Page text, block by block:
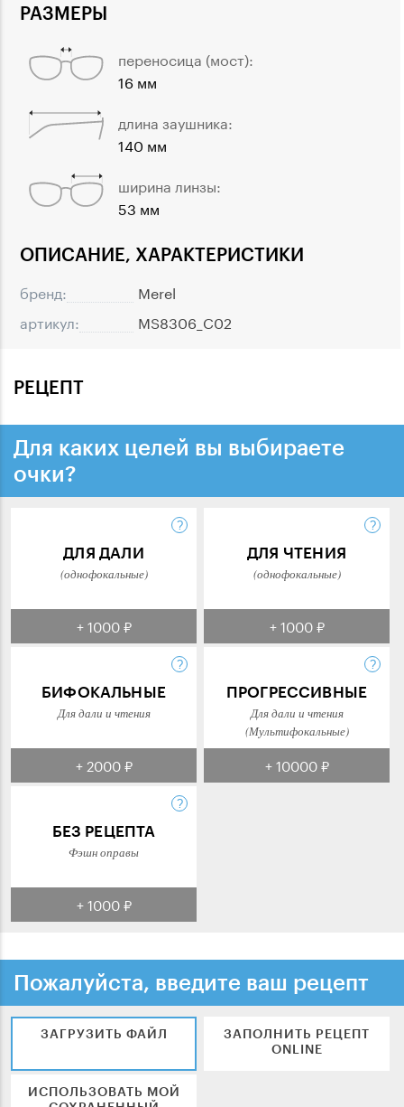
ОПИСАНИЕ, ХАРАКТЕРИСТИКИ
бренд:
Merel
артикул:
MS8306_C02
РАЗМЕРЫ
переносица (мост):
16 мм
длина заушника:
140 мм
ширина линзы:
53 мм
РЕЦЕПТ
Для каких целей вы выбираете
очки?
ДЛЯ ДАЛИ
(однофокальные)
+ 1000 ₽
ДЛЯ ЧТЕНИЯ
(однофокальные)
+ 1000 ₽
БИФОКАЛЬНЫЕ
Для дали и чтения
+ 2000 ₽
ПРОГРЕССИВНЫЕ
Для дали и чтения
(Мультифокальные)
+ 10000 ₽
БЕЗ РЕЦЕПТА
Фэшн оправы
+ 1000 ₽
Пожалуйста, введите ваш рецепт
ЗАГРУЗИТЬ ФАЙЛ
ЗАПОЛНИТЬ РЕЦЕПТ
ONLINE
ИСПОЛЬЗОВАТЬ МОЙ